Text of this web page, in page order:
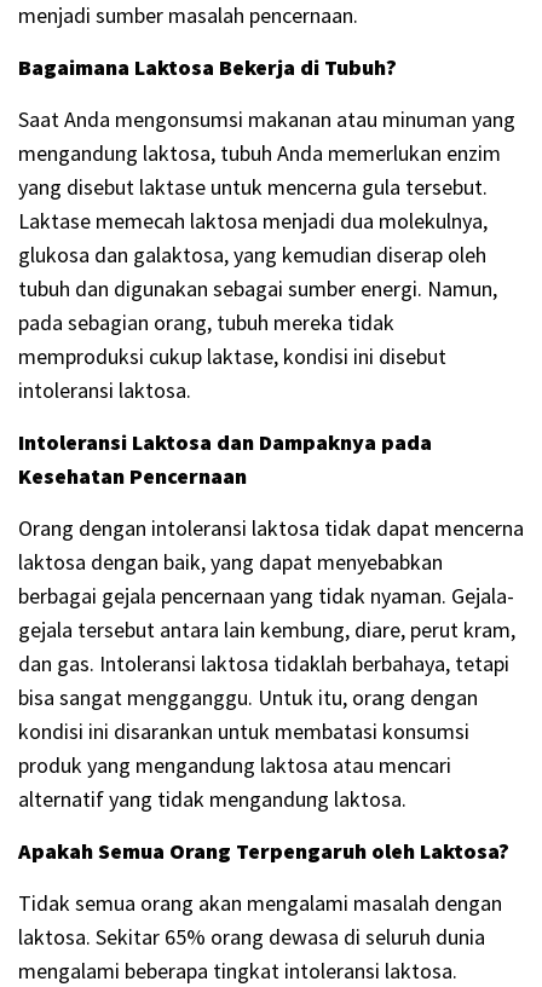
menjadi sumber masalah pencernaan.
Bagaimana Laktosa Bekerja di Tubuh?
Saat Anda mengonsumsi makanan atau minuman yang
mengandung laktosa, tubuh Anda memerlukan enzim
yang disebut laktase untuk mencerna gula tersebut.
Laktase memecah laktosa menjadi dua molekulnya,
glukosa dan galaktosa, yang kemudian diserap oleh
tubuh dan digunakan sebagai sumber energi. Namun,
pada sebagian orang, tubuh mereka tidak
memproduksi cukup laktase, kondisi ini disebut
intoleransi laktosa.
Intoleransi Laktosa dan Dampaknya pada
Kesehatan Pencernaan
Orang dengan intoleransi laktosa tidak dapat mencerna
laktosa dengan baik, yang dapat menyebabkan
berbagai gejala pencernaan yang tidak nyaman. Gejala-
gejala tersebut antara lain kembung, diare, perut kram,
dan gas. Intoleransi laktosa tidaklah berbahaya, tetapi
bisa sangat mengganggu. Untuk itu, orang dengan
kondisi ini disarankan untuk membatasi konsumsi
produk yang mengandung laktosa atau mencari
alternatif yang tidak mengandung laktosa.
Apakah Semua Orang Terpengaruh oleh Laktosa?
Tidak semua orang akan mengalami masalah dengan
laktosa. Sekitar 65% orang dewasa di seluruh dunia
mengalami beberapa tingkat intoleransi laktosa.